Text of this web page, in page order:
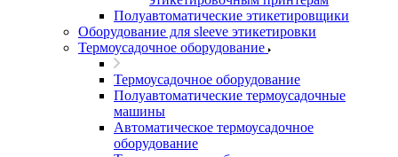
Полуавтоматические этикетировщики
Оборудование для sleeve этикетировки
Термоусадочное оборудование
Термоусадочное оборудование
Полуавтоматические термоусадочные
машины
Автоматическое термоусадочное
оборудование